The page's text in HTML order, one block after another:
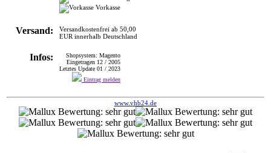
Vorkasse
Versand:
Versandkostenfrei ab 50,00
EUR innerhalb Deutschland
Infos:
Shopsystem: Magento
Eingetragen 12 / 2005
Letztes Update 01 / 2023
Eintrag melden
www.vhb24.de